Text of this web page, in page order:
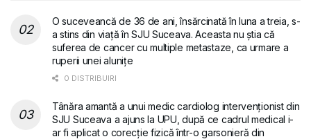
O suceveancă de 36 de ani, însărcinată în luna a treia, s-
a stins din viață în SJU Suceava. Aceasta nu știa că
suferea de cancer cu multiple metastaze, ca urmare a
ruperii unei alunițe
0 DISTRIBUIRI
Tânăra amantă a unui medic cardiolog intervenționist din
SJU Suceava a ajuns la UPU, după ce cadrul medical i-
ar fi aplicat o corecție fizică într-o garsonieră din